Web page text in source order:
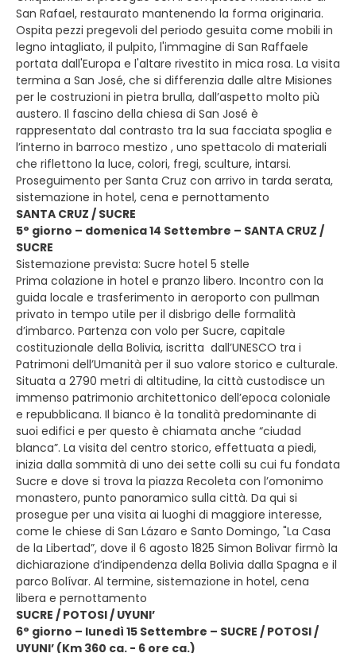
San Rafael, restaurato mantenendo la forma originaria.
Ospita pezzi pregevoli del periodo gesuita come mobili in
legno intagliato, il pulpito, l'immagine di San Raffaele
portata dall'Europa e l'altare rivestito in mica rosa. La visita
termina a San José, che si differenzia dalle altre Misiones
per le costruzioni in pietra brulla, dall’aspetto molto più
austero. Il fascino della chiesa di San José è
rappresentato dal contrasto tra la sua facciata spoglia e
l’interno in barroco mestizo , uno spettacolo di materiali
che riflettono la luce, colori, fregi, sculture, intarsi.
Proseguimento per Santa Cruz con arrivo in tarda serata,
sistemazione in hotel, cena e pernottamento
SANTA CRUZ / SUCRE
5° giorno – domenica 14 Settembre – SANTA CRUZ /
SUCRE
Sistemazione prevista: Sucre hotel 5 stelle
Prima colazione in hotel e pranzo libero. Incontro con la
guida locale e trasferimento in aeroporto con pullman
privato in tempo utile per il disbrigo delle formalità
d’imbarco. Partenza con volo per Sucre, capitale
costituzionale della Bolivia, iscritta dall’UNESCO tra i
Patrimoni dell’Umanità per il suo valore storico e culturale.
Situata a 2790 metri di altitudine, la città custodisce un
immenso patrimonio architettonico dell’epoca coloniale
e repubblicana. Il bianco è la tonalità predominante di
suoi edifici e per questo è chiamata anche “ciudad
blanca”. La visita del centro storico, effettuata a piedi,
inizia dalla sommità di uno dei sette colli su cui fu fondata
Sucre e dove si trova la piazza Recoleta con l’omonimo
monastero, punto panoramico sulla città. Da qui si
prosegue per una visita ai luoghi di maggiore interesse,
come le chiese di San Lázaro e Santo Domingo, "La Casa
de la Libertad”, dove il 6 agosto 1825 Simon Bolivar firmò la
dichiarazione d’indipendenza della Bolivia dalla Spagna e il
parco Bolívar. Al termine, sistemazione in hotel, cena
libera e pernottamento
SUCRE / POTOSI / UYUNI’
6° giorno – lunedì 15 Settembre – SUCRE / POTOSI /
UYUNI’ (Km 360 ca. - 6 ore ca.)